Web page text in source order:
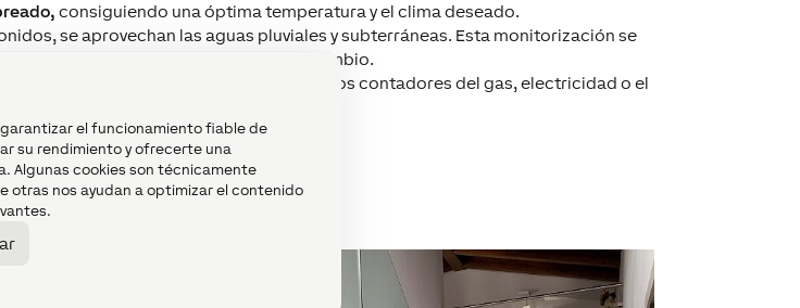
el funcionamiento fiable de
su rendimiento y ofrecerte una
Algunas cookies son técnicamente
otras nos ayudan a optimizar el contenido
consiguiendo una óptima temperatura y el clima deseado.
se aprovechan las aguas pluviales y subterráneas. Esta monitorización se
un mejor control de la bomba de intercambio.
la cual permite una lectura de los contadores del gas, electricidad o el
intercambiador de calor (control 0-10V).